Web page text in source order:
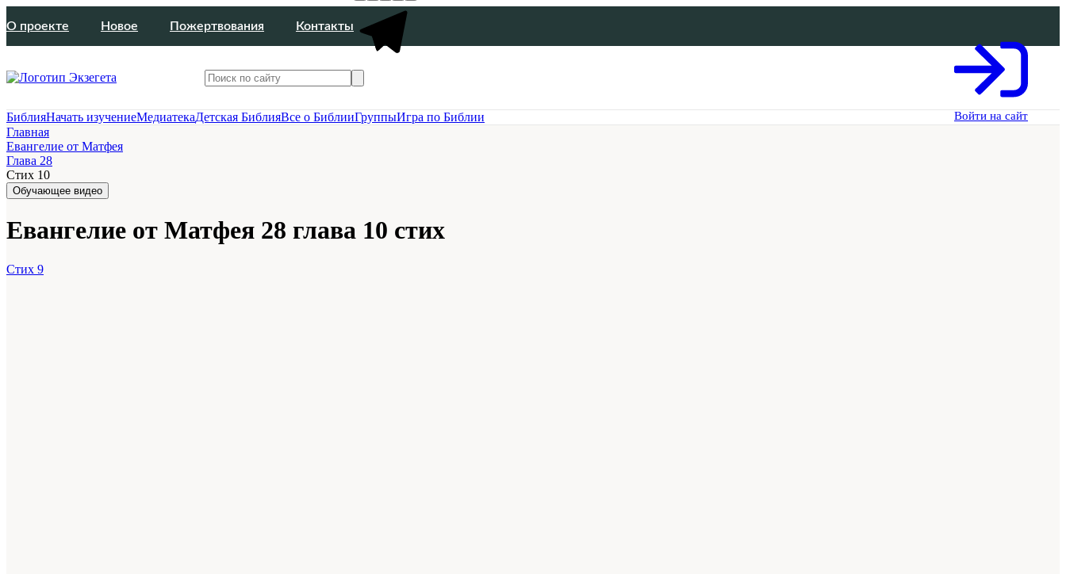
О проекте Новое Пожертвования Контакты
Войти на сайт
БиблияНачать изучениеМедиатекаДетская БиблияВсе о БиблииГруппыИгра по Библии
Главная
Евангелие от Матфея
Глава 28
Стих 10
Обучающее видео
Евангелие от Матфея 28 глава 10 стих
Стих 9